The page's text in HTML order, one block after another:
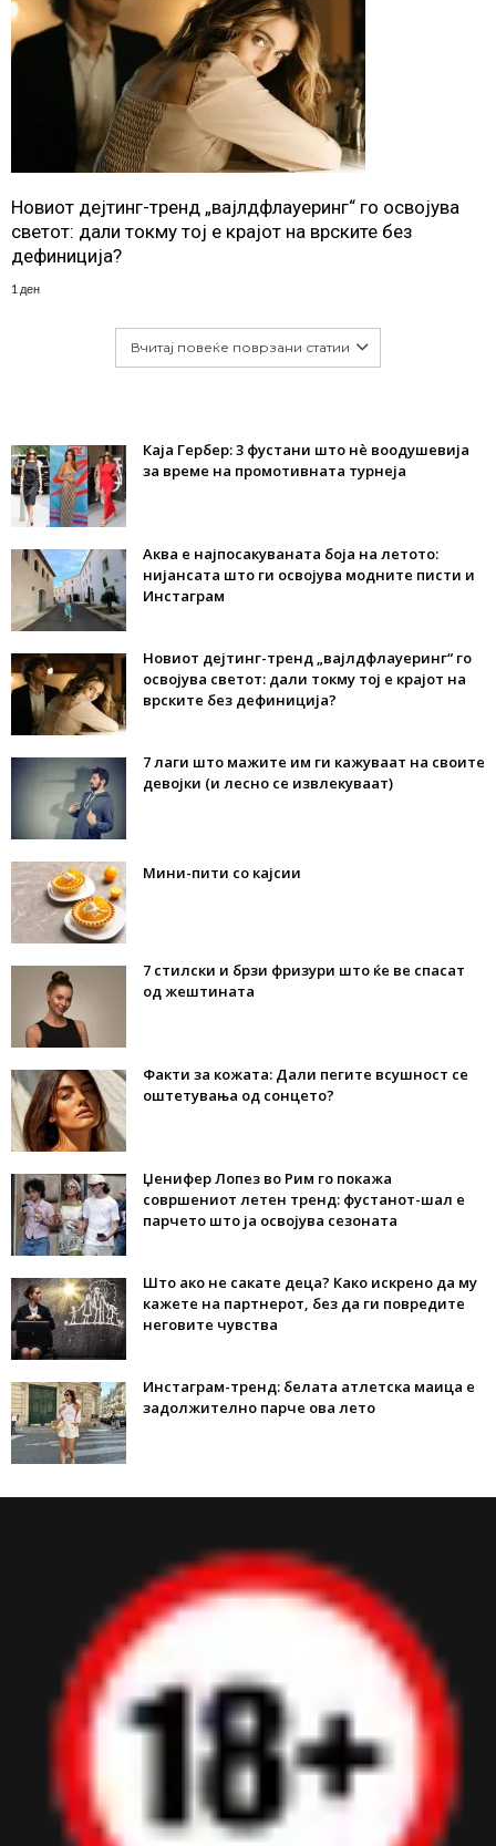
Новиот дејтинг-тренд „вајлдфлауеринг“ го освојува
светот: дали токму тој е крајот на врските без
дефиниција?
1 ден
Вчитај повеќе поврзани статии
Каја Гербер: 3 фустани што нè воодушевија
за време на промотивната турнеја
Аква е најпосакуваната боја на летото:
нијансата што ги освојува модните писти и
Инстаграм
Новиот дејтинг-тренд „вајлдфлауеринг“ го
освојува светот: дали токму тој е крајот на
врските без дефиниција?
7 лаги што мажите им ги кажуваат на своите
девојки (и лесно се извлекуваат)
Мини-пити со кајсии
7 стилски и брзи фризури што ќе ве спасат
од жештината
Факти за кожата: Дали пегите всушност се
оштетувања од сонцето?
Џенифер Лопез во Рим го покажа
совршениот летен тренд: фустанот-шал е
парчето што ја освојува сезоната
Што ако не сакате деца? Како искрено да му
кажете на партнерот, без да ги повредите
неговите чувства
Инстаграм-тренд: белата атлетска маица е
задолжително парче ова лето